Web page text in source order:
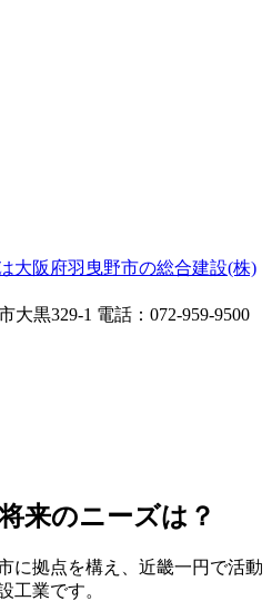
来のニーズは？
に拠点を構え、近畿一円で活動
工業です。